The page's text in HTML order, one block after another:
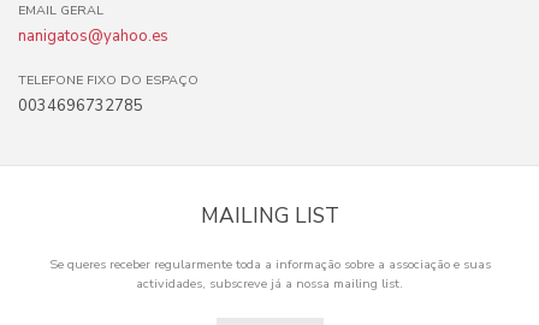
EMAIL GERAL
nanigatos@yahoo.es
TELEFONE FIXO DO ESPAÇO
0034696732785
MAILING LIST
Se queres receber regularmente toda a informação sobre a associação e suas
actividades, subscreve já a nossa mailing list.